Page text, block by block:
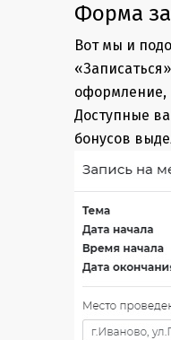
Форма
Вот мы и
Доступные
бонусов